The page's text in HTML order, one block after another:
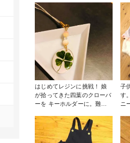
はじめてレジンに挑戦！ 娘
が拾ってきた四葉のクローバ
ーを キーホルダーに。難し
すが、、、 娘は大喜びして
くれました🎶 #キーホルダー
子
す
ニ
も
の
の